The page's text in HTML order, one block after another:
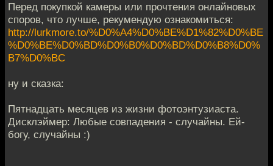
Перед покупкой камеры или прочтения онлайновых
споров, что лучше, рекумендую ознакомиться:
http://lurkmore.to/%D0%A4%D0%BE%D1%82%D0%BE
%D0%BE%D0%BD%D0%B0%D0%BD%D0%B8%D0%
B7%D0%BC
ну и сказка:
Пятнадцать месяцев из жизни фотоэнтузиаста.
Дисклэймер: Любые совпадения - случайны. Ей-
богу, случайны :)